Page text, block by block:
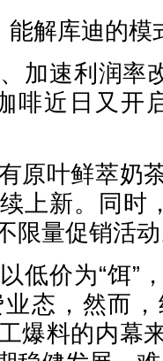
解库迪的模
速利润率
啡近日又开
叶鲜萃奶
上新。同时
限量促销活
价为“饵”
态，然而
爆料的内幕